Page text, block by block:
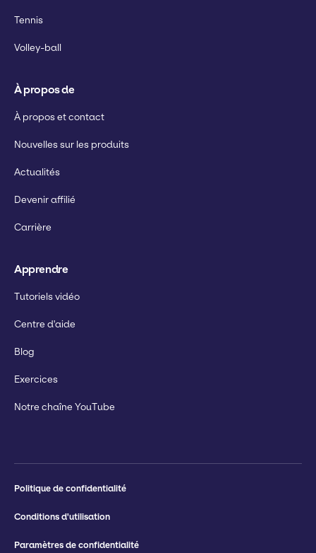
Tennis
Volley-ball
À propos de
À propos et contact
Nouvelles sur les produits
Actualités
Devenir affilié
Carrière
Apprendre
Tutoriels vidéo
Centre d'aide
Blog
Exercices
Notre chaîne YouTube
Politique de confidentialité
Conditions d'utilisation
Paramètres de confidentialité